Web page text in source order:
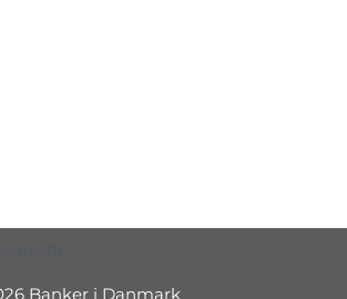
Banker i Danmark